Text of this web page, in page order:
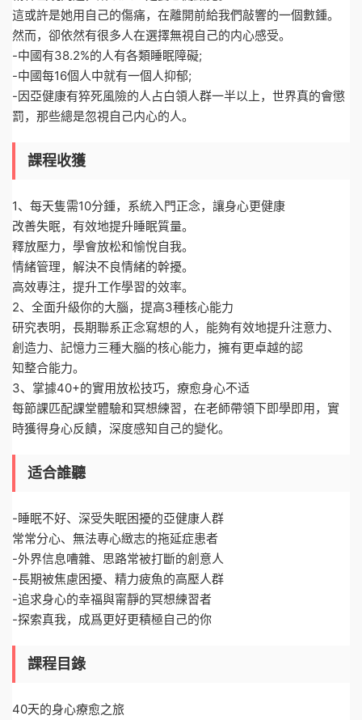
這或許是她用自己的傷痛，在離開前給我們敲響的一個數鍾。
然而，卻依然有很多人在選擇無視自己的内心感受。
-中國有38.2%的人有各類睡眠障礙;
-中國每16個人中就有一個人抑郁;
-因亞健康有猝死風險的人占白領人群一半以上，世界真的會懲
罰，那些總是忽視自己内心的人。
課程收獲
1、每天隻需10分鍾，系統入門正念，讓身心更健康
改善失眠，有效地提升睡眠質量。
釋放壓力，學會放松和愉悅自我。
情緒管理，解決不良情緒的幹擾。
高效專注，提升工作學習的效率。
2、全面升級你的大腦，提高3種核心能力
研究表明，長期聯系正念寫想的人，能夠有效地提升注意力、
創造力、記憶力三種大腦的核心能力，擁有更卓越的認
知整合能力。
3、掌據40+的實用放松技巧，療愈身心不适
每節課匹配課堂體驗和冥想練習，在老師帶領下即學即用，實
時獲得身心反饋，深度感知自己的變化。
适合誰聽
-睡眠不好、深受失眠困擾的亞健康人群
常常分心、無法專心緻志的拖延症患者
-外界信息嘈雜、思路常被打斷的創意人
-長期被焦慮困擾、精力疲魚的高壓人群
-追求身心的幸福與甯靜的冥想練習者
-探索真我，成爲更好更積極自己的你
課程目錄
40天的身心療愈之旅